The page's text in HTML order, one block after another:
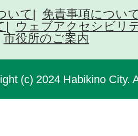
いて
免責事項につい
ウェブアクセシビリ
市役所のご案内
(c) 2024 Habikino City.